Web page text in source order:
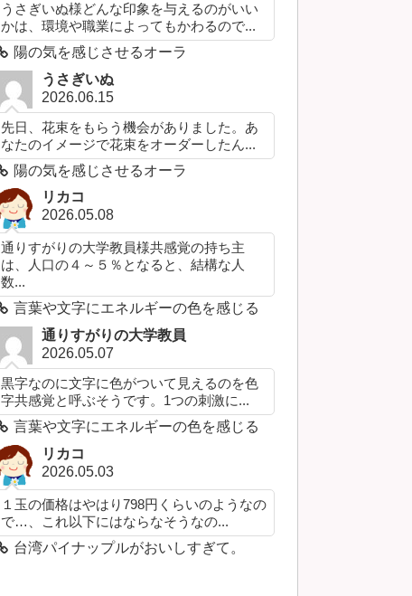
うさぎいぬ様どんな印象を与えるのがいい
かは、環境や職業によってもかわるので...
陽の気を感じさせるオーラ
うさぎいぬ
2026.06.15
先日、花束をもらう機会がありました。あ
なたのイメージで花束をオーダーしたん...
陽の気を感じさせるオーラ
リカコ
2026.05.08
通りすがりの大学教員様共感覚の持ち主
は、人口の４～５％となると、結構な人
数...
言葉や文字にエネルギーの色を感じる
通りすがりの大学教員
2026.05.07
黒字なのに文字に色がついて見えるのを色
字共感覚と呼ぶそうです。1つの刺激に...
言葉や文字にエネルギーの色を感じる
リカコ
2026.05.03
１玉の価格はやはり798円くらいのようなの
で…、これ以下にはならなそうなの...
台湾パイナップルがおいしすぎて。